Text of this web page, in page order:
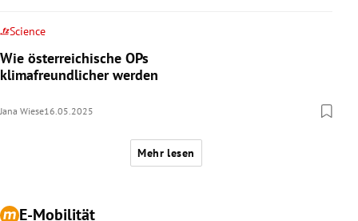
Science
Wie österreichische OPs
klimafreundlicher werden
Jana Wiese16.05.2025
Mehr lesen
E-Mobilität